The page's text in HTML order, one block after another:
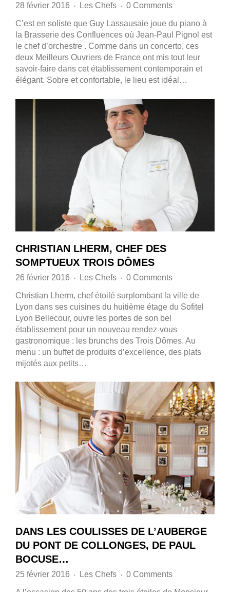
28 février 2016 ♦ Les Chefs ♦ 0 Comments
C’est en soliste que Guy Lassausaie joue du piano à
la Brasserie des Confluences où Jean-Paul Pignol est
le chef d’orchestre . Comme dans un concerto, ces
deux Meilleurs Ouvriers de France ont mis tout leur
savoir-faire dans cet établissement contemporain et
élégant. Sobre et confortable, le lieu est idéal…
CHRISTIAN LHERM, CHEF DES
SOMPTUEUX TROIS DÔMES
26 février 2016 ♦ Les Chefs ♦ 0 Comments
Christian Lherm, chef étoilé surplombant la ville de
Lyon dans ses cuisines du huitième étage du Sofitel
Lyon Bellecour, ouvre les portes de son bel
établissement pour un nouveau rendez-vous
gastronomique : les brunchs des Trois Dômes. Au
menu : un buffet de produits d’excellence, des plats
mijotés aux petits…
DANS LES COULISSES DE L’AUBERGE
DU PONT DE COLLONGES, DE PAUL
BOCUSE…
25 février 2016 ♦ Les Chefs ♦ 0 Comments